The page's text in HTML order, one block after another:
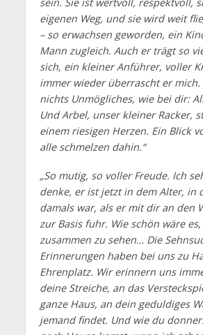
sein. Sie ist wertvoll, respektvoll,
eigenen Weg, und sie wird weit
– so erwachsen geworden, ein
Mann zugleich. Auch er trägt so
sich, ein kleiner Anführer, voller
immer wieder überrascht er mich.
nichts Unmögliches, wie bei dir:
Und Arbel, unser kleiner Racker,
einem riesigen Herzen. Ein Blick
alle schmelzen dahin.“
„So mutig, so voller Freude. Ich
denke, er ist jetzt in dem Alter, in
damals war, als er mit dir an den
zur Basis fuhr. Wie schön wäre
zusammen zu sehen… Die
Erinnerungen haben bei uns zu
Ehrenplatz. Wir erinnern uns
deine Streiche, an das
ganze Haus, an dein geduldiges
jemand findet. Und wie du